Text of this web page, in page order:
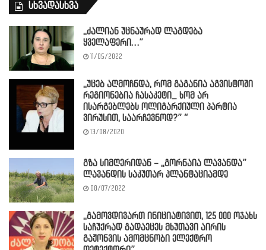
სხვადასხვა
,,ძალიან უცნაურად ლაგდება
ყველაფერი…”
11/05/2022
,,უცებ აღმოჩნდა, რომ გაგანია აგვისტოში
რეგიონებია ჩასაკეტი_ ხომ არ
ისარგებლებს ოლიგარქიული პარტია
ვირუსით, საარჩევნოდ?” “
13/08/2020
გზა სიმღერიდან – ,,გორნაია ლავანდა”
ლავანდის საკუთარ პლანტაციამდე
08/07/2022
,,გამოვდივართ ინიციატივით, 125 000 ოჯახს
საჩუქრად გადაეცეს მხუთავი აირის
გაჟონვის ამომცნობი ელექტრო